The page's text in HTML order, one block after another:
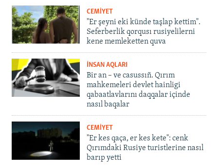
CEMİYET
"Er şeyni eki künde taşlap kettim".
Seferberlik qorqusı rusiyelilerni
kene memleketten quva
İNSAN AQLARI
Bir an – ve casussıñ. Qırım
mahkemeleri devlet hainligi
qabaatlavlarını daqqalar içinde
nasıl baqalar
CEMİYET
"Er kes qaça, er kes kete": cenk
Qırımdaki Rusiye turistlerine nasıl
barıp yetti